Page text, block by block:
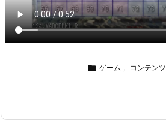
 ゲーム , コンテンツ